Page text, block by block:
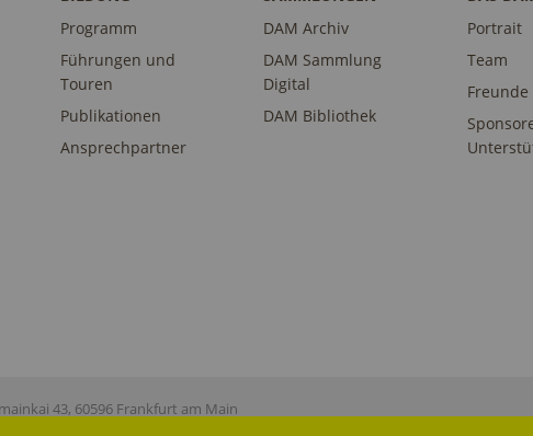
Programm
Führungen und
Touren
Publikationen
Ansprechpartner
DAM Archiv
DAM Sammlung
Digital
DAM Bibliothek
Portrait
Team
Freunde
43, 60596 Frankfurt am Main